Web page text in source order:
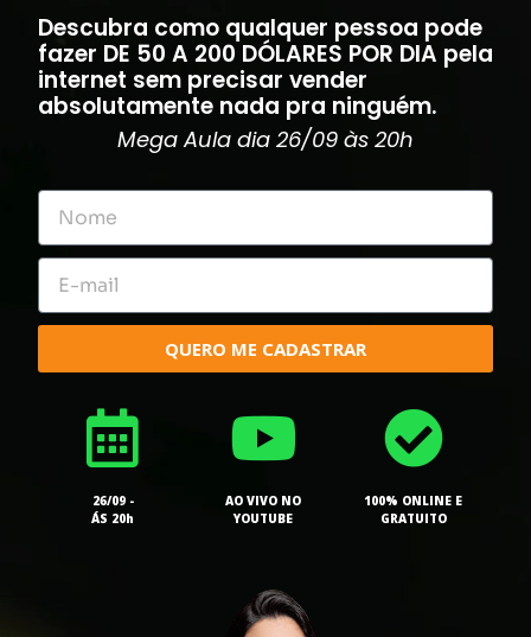
Descubra como qualquer pessoa pode
fazer DE 50 A 200 DÓLARES POR DIA pela
internet sem precisar vender
absolutamente nada pra ninguém.
Mega Aula dia 26/09 às 20h
QUERO ME CADASTRAR
26/09 -
ÁS 20h
AO VIVO NO
YOUTUBE
100% ONLINE E
GRATUITO